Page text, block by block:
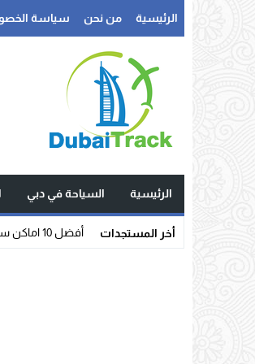
الرئيسية من نحن سياسة
الرئيسية السياحة في دبي
أخر المستجدات _